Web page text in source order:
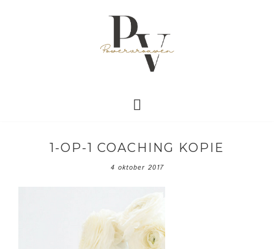
1-OP-1 COACHING KOPIE
4 oktober 2017